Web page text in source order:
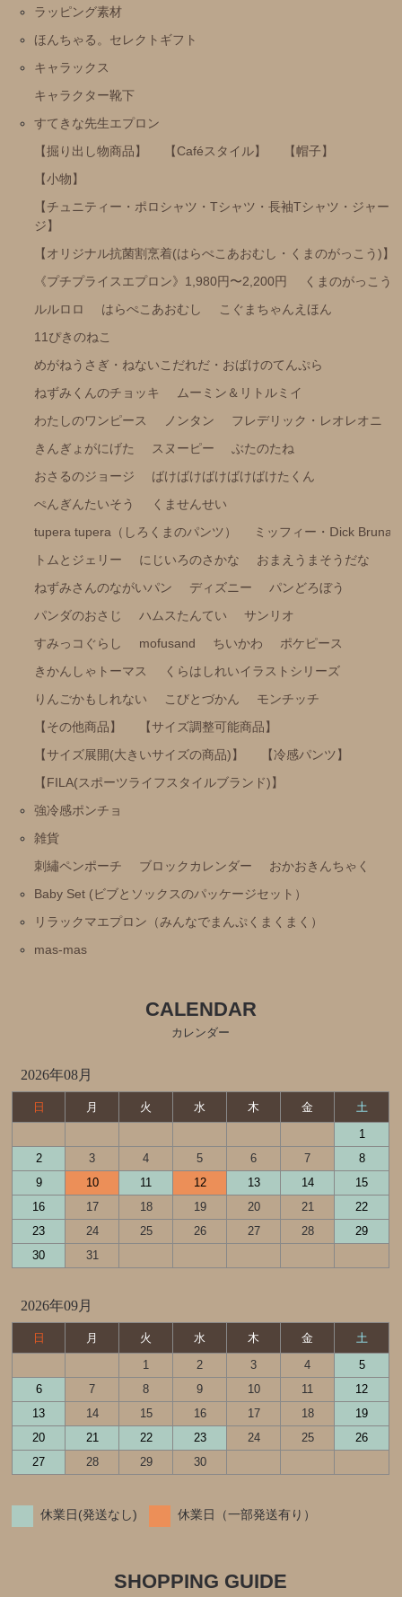
ねずみくんのチョッキ
フレデリック・レオレオニ
きんぎょがにげた
スヌーピー
ぶたのたね
くませんせい
tupera tupera（しろくまのパンツ）
ミッフィー・Ⅾick Bruna
トムとジェリー
にじいろのさかな
おまえうまそうだな
ねずみさんのながいパン
ハムスたんてい
サンリオ
すみっコぐらし
mofusand
ちいかわ
ポケピース
きかんしゃトーマス
くらはしれいイラストシリーズ
【サイズ調整可能商品】
【冷感パンツ】
【FILA(スポーツライフスタイルブランド)】
強冷感ポンチョ
雑貨
刺繡ペンポーチ
ブロックカレンダー
Baby Set (ビブとソックスのパッケージセット）
リラックマエプロン（みんなでまんぷくまくまく）
mas-mas
ラッピング素材
ほんちゃる。セレクトギフト
キャラックス
キャラクター靴下
すてきな先生エプロン
【掘り出し物商品】
【Caféスタイル】
【帽子】
【小物】
【チュニティー・ポロシャツ・Tシャツ・長袖Tシャツ・ジャー
ジ】
【オリジナル抗菌割烹着(はらぺこあおむし・くまのがっこう)】
《プチプライスエプロン》1,980円〜2,200円
くまのがっこう
ルルロロ
はらぺこあおむし
こぐまちゃんえほん
11ぴきのねこ
めがねうさぎ・ねないこだれだ・おばけのてんぷら
ねずみくんのチョッキ
ムーミン＆リトルミイ
わたしのワンピース
ノンタン
フレデリック・レオレオニ
きんぎょがにげた
スヌーピー
ぶたのたね
おさるのジョージ
ばけばけばけばけばけたくん
ぺんぎんたいそう
くませんせい
tupera tupera（しろくまのパンツ）
ミッフィー・Ⅾick Bruna
トムとジェリー
にじいろのさかな
おまえうまそうだな
ねずみさんのながいパン
ディズニー
パンどろぼう
パンダのおさじ
ハムスたんてい
サンリオ
すみっコぐらし
mofusand ちいかわ
ポケピース
きかんしゃトーマス
くらはしれいイラストシリーズ
りんごかもしれない
こびとづかん
モンチッチ
【その他商品】
【サイズ調整可能商品】
【サイズ展開(大きいサイズの商品)】
【冷感パンツ】
【FILA(スポーツライフスタイルブランド)】
強冷感ポンチョ
雑貨
刺繡ペンポーチ
ブロックカレンダー
おかおきんちゃく
Baby Set (ビブとソックスのパッケージセット）
リラックマエプロン（みんなでまんぷくまくまく）
mas-mas
CALENDAR
カレンダー
2026年08月
日 月 火 水 木 金
土
1
2
3 4 5 6 7
8
9
10 11 12 13 14
15
16
17 18 19 20 21
22
23
24 25 26 27 28
29
30
31
2026年09月
日 月 火 水 木 金
土
1
2 3 4
5
6
7 8 9 10 11
12
13
14 15 16 17 18
19
20
21 22 23 24 25
26
27
28 29 30
休業日(発送なし) 休業日（一部発送有り）
SHOPPING GUIDE